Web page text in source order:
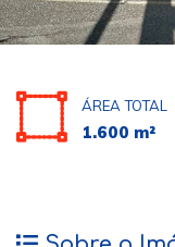
ÁREA TOTAL
1.600 m²